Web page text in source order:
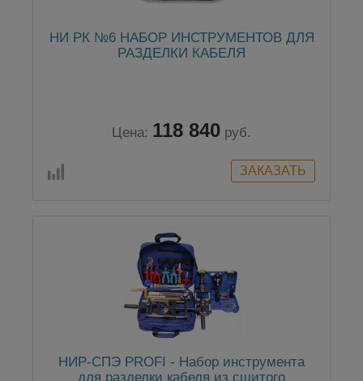
НИ РК №6 НАБОР ИНСТРУМЕНТОВ ДЛЯ
РАЗДЕЛКИ КАБЕЛЯ
Цена: 118 840 руб.
НИР-СПЭ PROFI - Набор инструмента
для разделки кабеля из сшитого